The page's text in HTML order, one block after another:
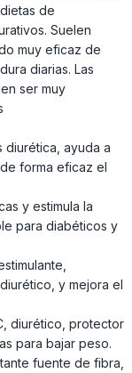
de
Suelen
muy eficaz de
diarias. Las
ser muy
diurética, ayuda a
forma eficaz el
y estimula la
para diabéticos y
y mejora el
diurético, protector
para bajar peso.
fuente de fibra,